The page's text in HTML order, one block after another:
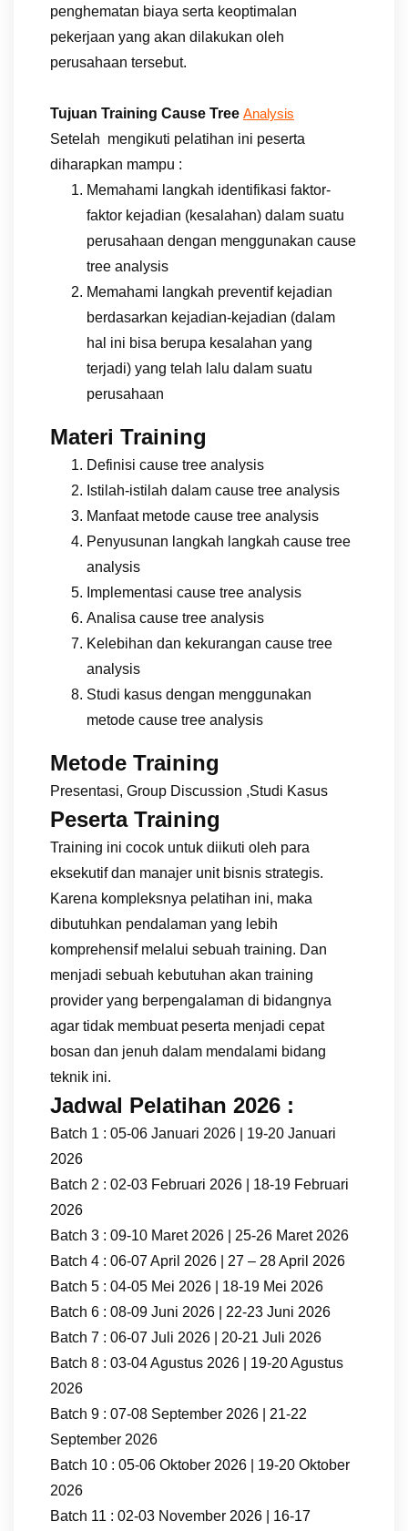
penghematan biaya serta keoptimalan
pekerjaan yang akan dilakukan oleh
perusahaan tersebut.
Tujuan Training Cause Tree Analysis
Setelah mengikuti pelatihan ini peserta
diharapkan mampu :
Memahami langkah identifikasi faktor-
faktor kejadian (kesalahan) dalam suatu
perusahaan dengan menggunakan cause
tree analysis
Memahami langkah preventif kejadian
berdasarkan kejadian-kejadian (dalam
hal ini bisa berupa kesalahan yang
terjadi) yang telah lalu dalam suatu
perusahaan
Materi Training
Definisi cause tree analysis
Istilah-istilah dalam cause tree analysis
Manfaat metode cause tree analysis
Penyusunan langkah langkah cause tree
analysis
Implementasi cause tree analysis
Analisa cause tree analysis
Kelebihan dan kekurangan cause tree
analysis
Studi kasus dengan menggunakan
metode cause tree analysis
Metode Training
Presentasi, Group Discussion ,Studi Kasus
Peserta Training
Training ini cocok untuk diikuti oleh para
eksekutif dan manajer unit bisnis strategis.
Karena kompleksnya pelatihan ini, maka
dibutuhkan pendalaman yang lebih
komprehensif melalui sebuah training. Dan
menjadi sebuah kebutuhan akan training
provider yang berpengalaman di bidangnya
agar tidak membuat peserta menjadi cepat
bosan dan jenuh dalam mendalami bidang
teknik ini.
Jadwal Pelatihan 2026 :
Batch 1 : 05-06 Januari 2026 | 19-20 Januari
2026
Batch 2 : 02-03 Februari 2026 | 18-19 Februari
2026
Batch 3 : 09-10 Maret 2026 | 25-26 Maret 2026
Batch 4 : 06-07 April 2026 | 27 – 28 April 2026
Batch 5 : 04-05 Mei 2026 | 18-19 Mei 2026
Batch 6 : 08-09 Juni 2026 | 22-23 Juni 2026
Batch 7 : 06-07 Juli 2026 | 20-21 Juli 2026
Batch 8 : 03-04 Agustus 2026 | 19-20 Agustus
2026
Batch 9 : 07-08 September 2026 | 21-22
September 2026
Batch 10 : 05-06 Oktober 2026 | 19-20 Oktober
2026
Batch 11 : 02-03 November 2026 | 16-17